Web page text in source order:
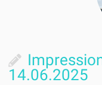
14.06.2025